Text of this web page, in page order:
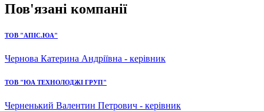
Пов'язані компанії
ТОВ "АПІС.ЮА"
Чернова Катерина Андріївна - керівник
ТОВ "ЮА ТЕХНОЛОДЖІ ГРУП"
Черненький Валентин Петрович - керівник